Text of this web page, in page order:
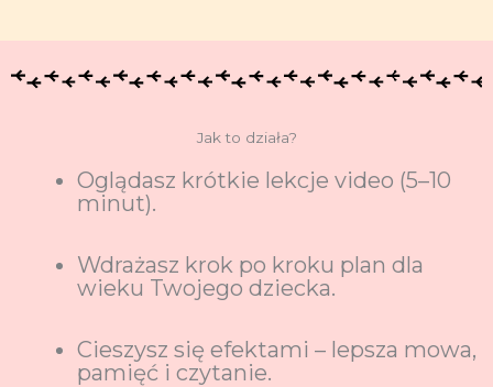
Jak to działa?
Oglądasz krótkie lekcje video (5–10
minut).
Wdrażasz krok po kroku plan dla
wieku Twojego dziecka.
Cieszysz się efektami – lepsza mowa,
pamięć i czytanie.